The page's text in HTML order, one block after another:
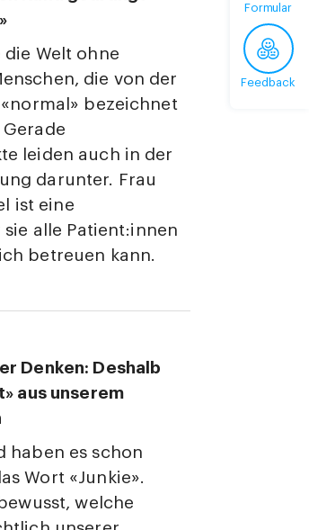
Welt ohne
die von der
bezeichnet
leiden auch in der
darunter. Frau
ist eine
alle Patient:innen
betreuen kann.
Denken: Deshalb
aus unserem
haben es schon
Wort «Junkie».
welche
Formular
Feedback